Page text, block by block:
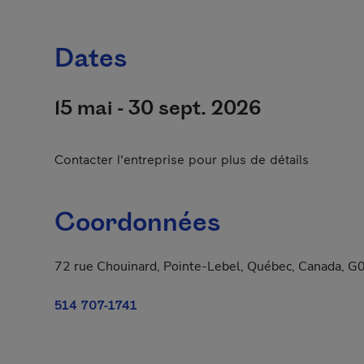
Dates
15 mai - 30 sept. 2026
Contacter l'entreprise pour plus de détails
Coordonnées
72 rue Chouinard, Pointe-Lebel, Québec, Canada,
514 707-1741